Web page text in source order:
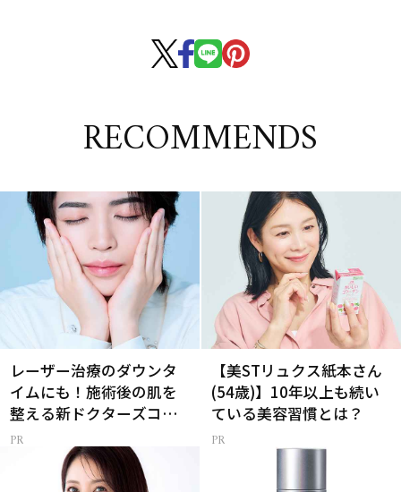
RECOMMENDS
レーザー治療のダウンタ
イムにも！施術後の肌を
整える新ドクターズコス
メ
【美STリュクス紙本さん
(54歳)】10年以上も続い
ている美容習慣とは？